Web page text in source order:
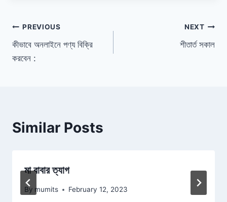
Post
navigation
PREVIOUS
কীভাবে অনলাইনে পণ্য বিক্রি
করবেন :
NEXT
শীতার্ত সকাল
Similar Posts
মা বাবার ত্যাগ
By mumits February 12, 2023